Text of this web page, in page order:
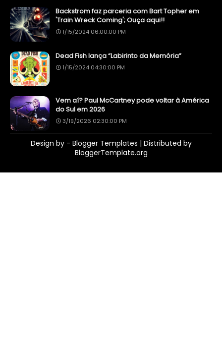
Backstrom faz parceria com Bart Topher em
'Train Wreck Coming'; Ouça aqui!!
1/15/2024 06:00:00 PM
Dead Fish lança “Labirinto da Memória”
1/15/2024 04:30:00 PM
Vem aí? Paul McCartney pode voltar à América
do Sul em 2026
3/19/2026 02:30:00 PM
Design by - Blogger Templates | Distributed by
BloggerTemplate.org